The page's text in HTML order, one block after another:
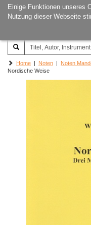
Einige Funktionen unseres
Nutzung dieser Webseite
Hamburg
Home | Noten | Noten
Nordische Weise